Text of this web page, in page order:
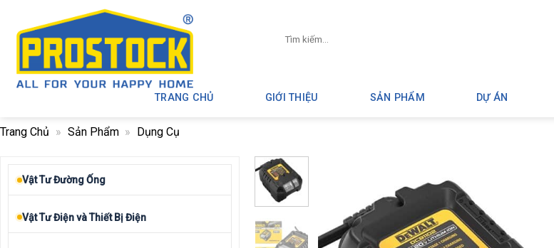
content
kiếm:
TRANG CHỦ GIỚI THIỆU SẢN PHẨM DỰ ÁN
Trang Chủ » Sản Phẩm » Dụng Cụ
Vật Tư Đường Ống
Vật Tư Điện và Thiết Bị Điện